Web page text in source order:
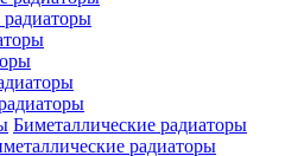
Биметаллические радиаторы
радиаторы